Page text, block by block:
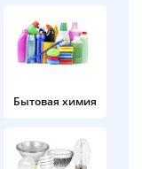
Бытовая химия